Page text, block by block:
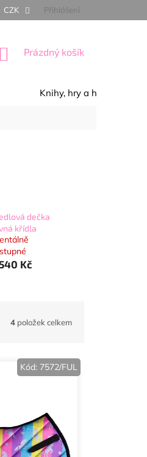
ÚDAJŮ
CZK Přihlášení
NÁKUPNÍ
Prázdný košík
Knihy, hry a hračky
dečka
křídla
Kč
4 položek celkem
Kód: 7572/FUL